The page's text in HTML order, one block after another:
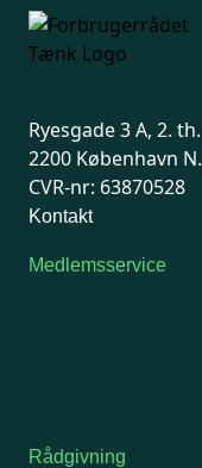
Ryesgade 3 A, 2. th.
2200 København N.
CVR-nr: 63870528
Kontakt
Medlemsservice
Rådgivning